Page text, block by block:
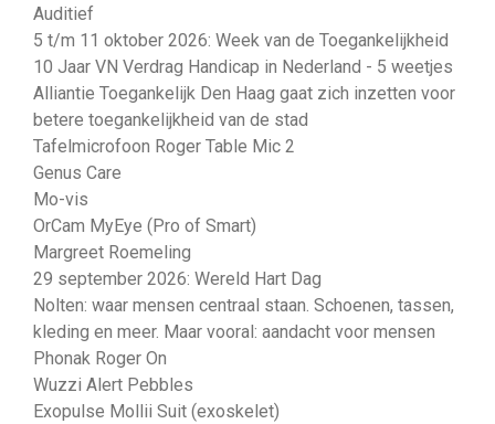
Auditief
5 t/m 11 oktober 2026: Week van de Toegankelijkheid
10 Jaar VN Verdrag Handicap in Nederland - 5 weetjes
Alliantie Toegankelijk Den Haag gaat zich inzetten voor
betere toegankelijkheid van de stad
Tafelmicrofoon Roger Table Mic 2
Genus Care
Mo-vis
OrCam MyEye (Pro of Smart)
Margreet Roemeling
29 september 2026: Wereld Hart Dag
Nolten: waar mensen centraal staan. Schoenen, tassen,
kleding en meer. Maar vooral: aandacht voor mensen
Phonak Roger On
Wuzzi Alert Pebbles
Exopulse Mollii Suit (exoskelet)